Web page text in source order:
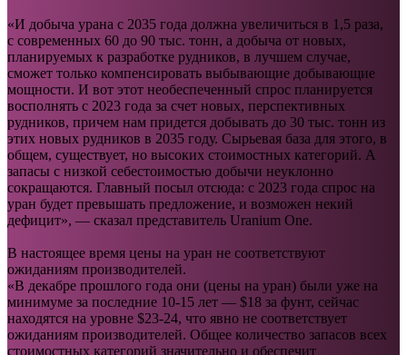
«И добыча урана с 2035 года должна увеличиться в 1,5 раза,
с современных 60 до 90 тыс. тонн, а добыча от новых,
планируемых к разработке рудников, в лучшем случае,
сможет только компенсировать выбывающие добывающие
мощности. И вот этот необеспеченный спрос планируется
восполнять с 2023 года за счет новых, перспективных
рудников, причем нам придется добывать до 30 тыс. тонн из
этих новых рудников в 2035 году. Сырьевая база для этого, в
общем, существует, но высоких стоимостных категорий. А
запасы с низкой себестоимостью добычи неуклонно
сокращаются. Главный посыл отсюда: с 2023 года спрос на
уран будет превышать предложение, и возможен некий
дефицит», — сказал представитель Uranium One.
В настоящее время цены на уран не соответствуют
ожиданиям производителей.
«В декабре прошлого года они (цены на уран) были уже на
минимуме за последние 10-15 лет — $18 за фунт, сейчас
находятся на уровне $23-24, что явно не соответствует
ожиданиям производителей. Общее количество запасов всех
стоимостных категорий значительно и обеспечит